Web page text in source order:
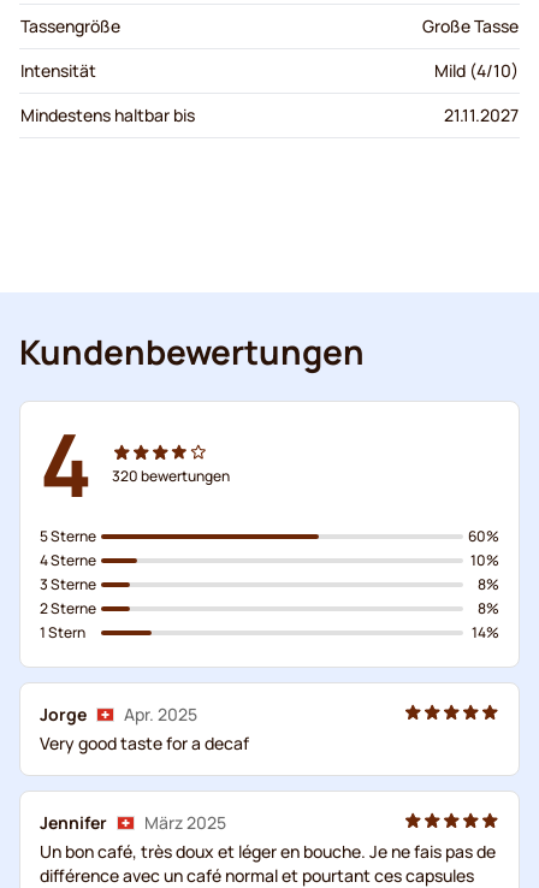
Tassengröße
Große Tasse
Intensität
Mild (4/10)
Mindestens haltbar bis
21.11.2027
Kundenbewertungen
4 320bewertungen
5 Sterne
4 Sterne
3 Sterne
2 Sterne
1 Stern
60%
10%
8%
8%
14%
Jorge
Apr. 2025
Very good taste for a decaf
Jennifer
März 2025
Un bon café, très doux et léger en bouche. Je ne fais pas de
différence avec un café normal et pourtant ces capsules